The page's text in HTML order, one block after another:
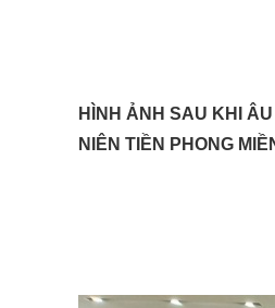
HÌNH ẢNH SAU KHI
NIÊN TIỀN PHONG